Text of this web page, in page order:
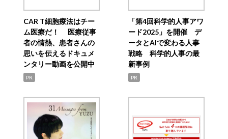
CAR T細胞療法はチー
ム医療だ！ 医療従事
者の情熱、患者さんの
思いを伝えるドキュメ
ンタリー動画を公開中
PR
「第4回科学的人事アワ
ード2025」を開催 デ
ータとAIで変わる人事
戦略 科学的人事の最
新事例
PR